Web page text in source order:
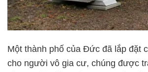
Một thành phố của Đức đã lắp đặt
cho người vô gia cư, chúng được